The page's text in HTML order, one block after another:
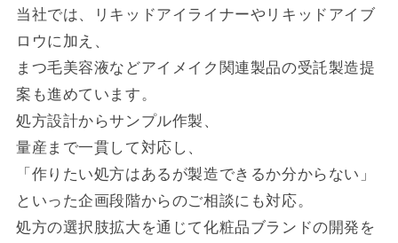
当社では、リキッドアイライナーやリキッドアイブ
ロウに加え、
まつ毛美容液などアイメイク関連製品の受託製造提
案も進めています。
処方設計からサンプル作製、
量産まで一貫して対応し、
「作りたい処方はあるが製造できるか分からない」
といった企画段階からのご相談にも対応。
処方の選択肢拡大を通じて化粧品ブランドの開発を